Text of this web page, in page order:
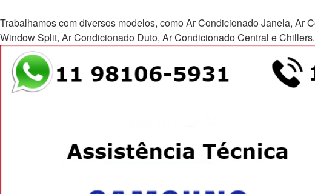
Trabalhamos com diversos modelos, como Ar Condicionado Janela, Ar
Window Split, Ar Condicionado Duto, Ar Condicionado Central e Chillers.